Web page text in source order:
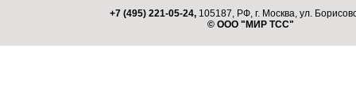
+7 (495) 221-05-24, 105187, РФ, г. Москва, ул.
© ООО "МИР ТСС"